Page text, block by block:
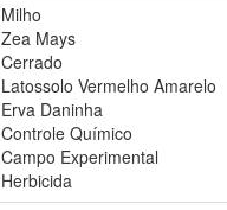
Milho
Zea Mays
Cerrado
Latossolo Vermelho Amarelo
Erva Daninha
Controle Químico
Campo Experimental
Herbicida